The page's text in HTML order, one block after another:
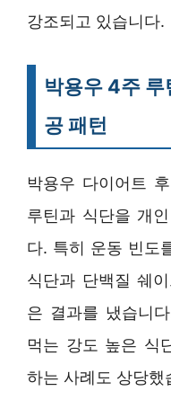
강조되고 있습니다.
박용우 4주 루
공 패턴
박용우 다이어트
루틴과 식단을 개
다. 특히 운동 빈도
식단과 단백질 쉐
은 결과를 냈습니
먹는 강도 높은 식
하는 사례도 상당했